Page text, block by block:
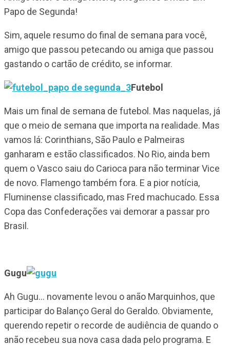
Papo de Segunda!
Sim, aquele resumo do final de semana para você,
amigo que passou petecando ou amiga que passou
gastando o cartão de crédito, se informar.
Futebol
Mais um final de semana de futebol. Mas naquelas, já
que o meio de semana que importa na realidade. Mas
vamos lá: Corinthians, São Paulo e Palmeiras
ganharam e estão classificados. No Rio, ainda bem
quem o Vasco saiu do Carioca para não terminar Vice
de novo. Flamengo também fora. E a pior notícia,
Fluminense classificado, mas Fred machucado. Essa
Copa das Confederações vai demorar a passar pro
Brasil.
Gugu
Ah Gugu… novamente levou o anão Marquinhos, que
participar do Balanço Geral do Geraldo. Obviamente,
querendo repetir o recorde de audiência de quando o
anão recebeu sua nova casa dada pelo programa. E